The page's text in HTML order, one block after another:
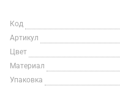
Код
Артикул
Цвет
Материал
Упаковка